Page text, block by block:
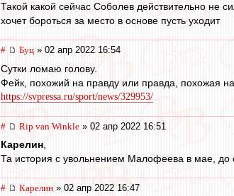
Такой какой сейчас Соболев действительно не
хочет бороться за место в основе пусть уходит
# Буц » 02 апр 2022 16:54
Сутки ломаю голову.
Фейк, похожий на правду или правда, похожая
https://svpressa.ru/sport/news/329953/
# Rip van Winkle » 02 апр 2022 16:51
Карелин,
Та история с увольнением Малофеева в мае, до
# Карелин » 02 апр 2022 16:47